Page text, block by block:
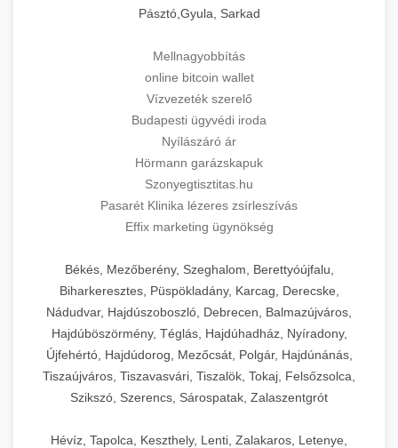
Pásztó,Gyula, Sarkad
Mellnagyobbítás
online bitcoin wallet
Vízvezeték szerelő
Budapesti ügyvédi iroda
Nyílászáró ár
Hörmann garázskapuk
Szonyegtisztitas.hu
Pasarét Klinika lézeres zsírleszívás
Effix marketing ügynökség
Békés, Mezőberény, Szeghalom, Berettyóújfalu,
Biharkeresztes, Püspökladány, Karcag, Derecske,
Nádudvar, Hajdúszoboszló, Debrecen, Balmazújváros,
Hajdúböszörmény, Téglás, Hajdúhadház, Nyíradony,
Újfehértó, Hajdúdorog, Mezőcsát, Polgár, Hajdúnánás,
Tiszaújváros, Tiszavasvári, Tiszalök, Tokaj, Felsőzsolca,
Szikszó, Szerencs, Sárospatak, Zalaszentgrót
Hévíz, Tapolca, Keszthely, Lenti, Zalakaros, Letenye,